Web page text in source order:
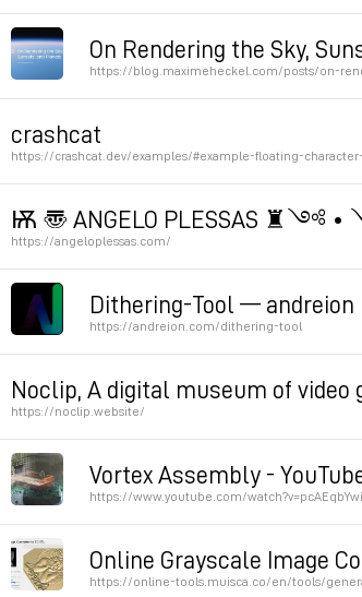
Permalink
On Rendering the Sky,
https://blog.maximeheckel.com/posts/on-
crashcat
https://crashcat.dev/examples/#example-floating-
Ѭ 〠 ANGELO PLESSAS ♜༺
https://angeloplessas.com/
Permalink
Dithering-Tool — andreion
https://andreion.com/dithering-tool
Noclip, A digital museum of video
https://noclip.website/
Permalink
Vortex Assembly -
https://www.youtube.com/
Volumetric display
Online Grayscale Image
https://online-tools.muisca.co/en/tools/